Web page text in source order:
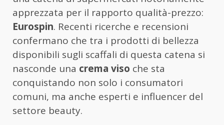
apprezzata per il rapporto qualità-prezzo:
Eurospin. Recenti ricerche e recensioni
confermano che tra i prodotti di bellezza
disponibili sugli scaffali di questa catena si
nasconde una crema viso che sta
conquistando non solo i consumatori
comuni, ma anche esperti e influencer del
settore beauty.